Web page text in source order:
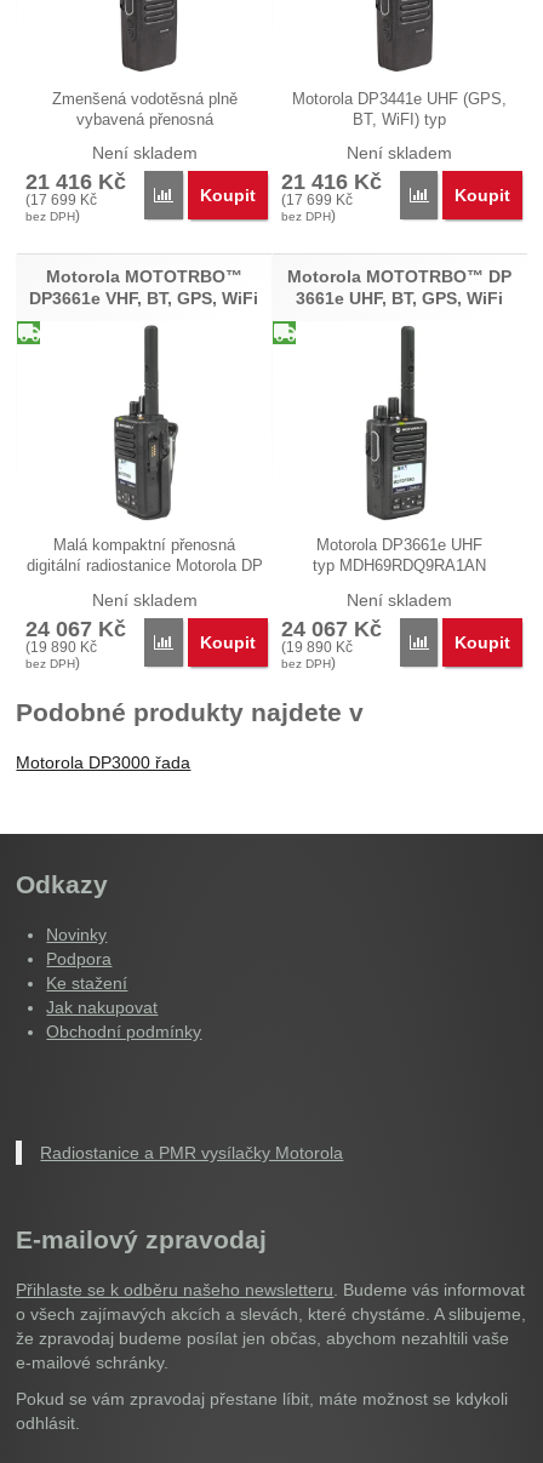
Zmenšená vodotěsná plně
vybavená přenosná
Není skladem
21 416 Kč
(17 699 Kč
bez DPH)
Porovnat
Koupit
Motorola DP3441e UHF (GPS,
BT, WiFI) typ
Není skladem
21 416 Kč
(17 699 Kč
bez DPH)
Porovnat
Koupit
Motorola MOTOTRBO™
DP3661e VHF, BT, GPS, WiFi
Malá kompaktní přenosná
digitální radiostanice Motorola DP
Není skladem
24 067 Kč
(19 890 Kč
bez DPH)
Porovnat
Koupit
Motorola MOTOTRBO™ DP
3661e UHF, BT, GPS, WiFi
Motorola DP3661e UHF
typ MDH69RDQ9RA1AN
Není skladem
24 067 Kč
(19 890 Kč
bez DPH)
Porovnat
Koupit
Podobné produkty najdete v
Motorola DP3000 řada
Odkazy
Novinky
Podpora
Ke stažení
Jak nakupovat
Obchodní podmínky
Radiostanice a PMR vysílačky Motorola
E-mailový zpravodaj
Přihlaste se k odběru našeho newsletteru . Budeme vás informovat
o všech zajímavých akcích a slevách, které chystáme. A slibujeme,
že zpravodaj budeme posílat jen občas, abychom nezahltili vaše
e-mailové schránky.
Pokud se vám zpravodaj přestane líbit, máte možnost se kdykoli
odhlásit.